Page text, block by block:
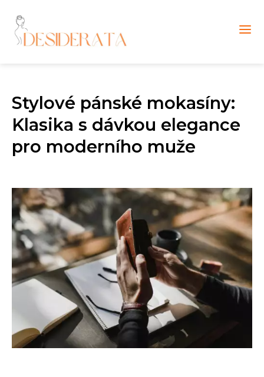
Stylové pánské mokasíny:
Klasika s dávkou elegance
pro moderního muže